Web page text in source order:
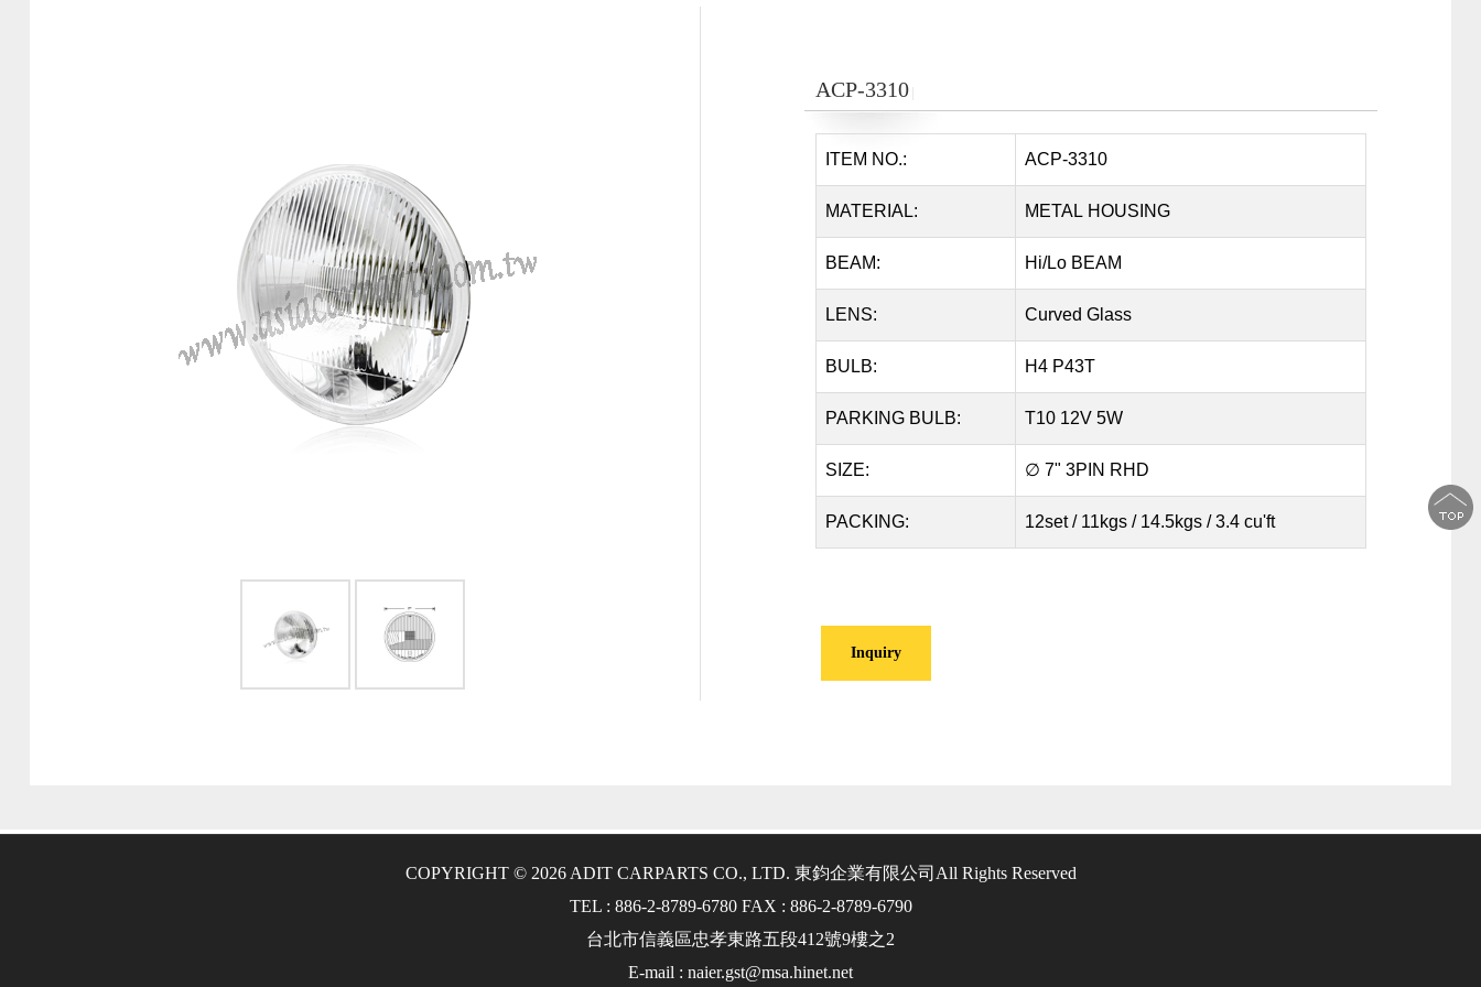
ACP-3310
ITEM NO.: ACP-3310
MATERIAL: METAL HOUSING
BEAM: Hi/Lo BEAM
LENS: Curved Glass
BULB: H4 P43T
PARKING BULB: T10 12V 5W
SIZE: ∅ 7" 3PIN RHD
PACKING: 12set / 11kgs / 14.5kgs / 3.4 cu'ft
Inquiry
COPYRIGHT © 2026 ADIT CARPARTS CO., LTD. 東鈞企業有限公司 All Rights Reserved
TEL : 886-2-8789-6780 FAX : 886-2-8789-6790
台北市信義區忠孝東路五段412號9樓之2
E-mail : naier.gst@msa.hinet.net